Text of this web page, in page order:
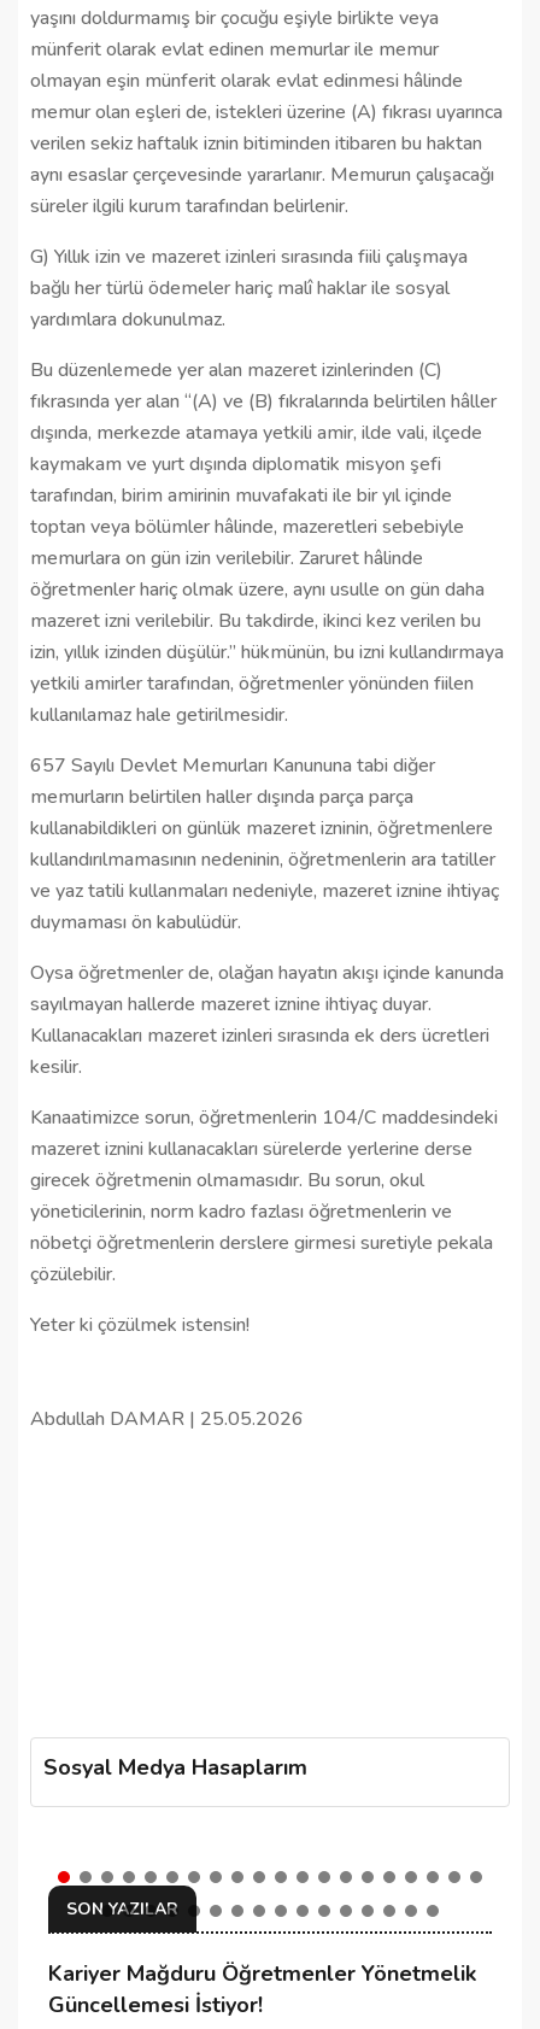
yaşını doldurmamış bir çocuğu eşiyle birlikte veya
münferit olarak evlat edinen memurlar ile memur
olmayan eşin münferit olarak evlat edinmesi hâlinde
memur olan eşleri de, istekleri üzerine (A) fıkrası uyarınca
verilen sekiz haftalık iznin bitiminden itibaren bu haktan
aynı esaslar çerçevesinde yararlanır. Memurun çalışacağı
süreler ilgili kurum tarafından belirlenir.
G) Yıllık izin ve mazeret izinleri sırasında fiili çalışmaya
bağlı her türlü ödemeler hariç malî haklar ile sosyal
yardımlara dokunulmaz.
Bu düzenlemede yer alan mazeret izinlerinden (C)
fıkrasında yer alan “(A) ve (B) fıkralarında belirtilen hâller
dışında, merkezde atamaya yetkili amir, ilde vali, ilçede
kaymakam ve yurt dışında diplomatik misyon şefi
tarafından, birim amirinin muvafakati ile bir yıl içinde
toptan veya bölümler hâlinde, mazeretleri sebebiyle
memurlara on gün izin verilebilir. Zaruret hâlinde
öğretmenler hariç olmak üzere, aynı usulle on gün daha
mazeret izni verilebilir. Bu takdirde, ikinci kez verilen bu
izin, yıllık izinden düşülür.” hükmünün, bu izni kullandırmaya
yetkili amirler tarafından, öğretmenler yönünden fiilen
kullanılamaz hale getirilmesidir.
657 Sayılı Devlet Memurları Kanununa tabi diğer
memurların belirtilen haller dışında parça parça
kullanabildikleri on günlük mazeret izninin, öğretmenlere
kullandırılmamasının nedeninin, öğretmenlerin ara tatiller
ve yaz tatili kullanmaları nedeniyle, mazeret iznine ihtiyaç
duymaması ön kabulüdür.
Oysa öğretmenler de, olağan hayatın akışı içinde kanunda
sayılmayan hallerde mazeret iznine ihtiyaç duyar.
Kullanacakları mazeret izinleri sırasında ek ders ücretleri
kesilir.
Kanaatimizce sorun, öğretmenlerin 104/C maddesindeki
mazeret iznini kullanacakları sürelerde yerlerine derse
girecek öğretmenin olmamasıdır. Bu sorun, okul
yöneticilerinin, norm kadro fazlası öğretmenlerin ve
nöbetçi öğretmenlerin derslere girmesi suretiyle pekala
çözülebilir.
Yeter ki çözülmek istensin!
Abdullah DAMAR | 25.05.2026
Sosyal Medya Hasaplarım
SON YAZILAR
Kariyer Mağduru Öğretmenler Yönetmelik
Güncellemesi İstiyor!